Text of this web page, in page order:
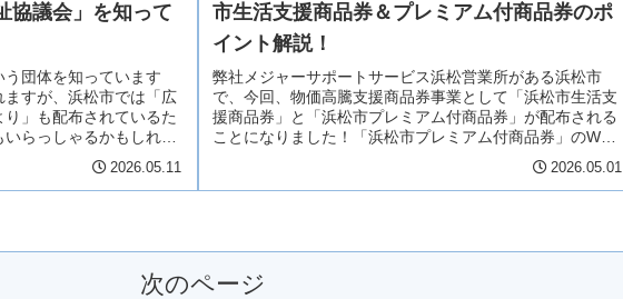
協議会」を知って
団体を知っています
すが、浜松市では「広
」も配布されているた
らっしゃるかもしれま
2026.05.11
市生活支援商品券＆プレミアム付商品券のポ
イント解説！
弊社メジャーサポートサービス浜松営業所がある浜松市
で、今回、物価高騰支援商品券事業として「浜松市生活支
援商品券」と「浜松市プレミアム付商品券」が配布される
ことになりました！「浜松市プレミアム付商品券」のWeb
2026.05.01
次のページ